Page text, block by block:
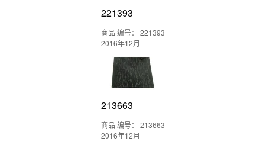
221393
商品 编号： 221393
2016年12月
213663
商品 编号： 213663
2016年12月